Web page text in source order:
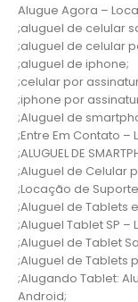
Alugue Agora –
;aluguel de celular
;aluguel de celular
;aluguel de iphone;
;celular por
;iphone por
;Aluguel de
;Entre Em Contato
;ALUGUEL DE
;Aluguel de Celular
;Locação de
;Aluguel de Tablets
;Aluguel Tablet SP
;Aluguel de Tablet
;Aluguel de Tablets
;Alugando Tablet:
Android;